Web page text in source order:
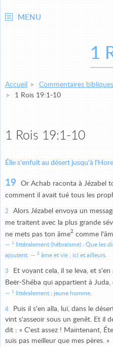
MENU
1
Accueil Commentaires bibliques
1 Rois 19:1-10
1 Rois 19:1-10
Élie s'enfuit au désert jusqu'à
19
Or Achab raconta à Jézabel
comment il avait tué tous les
2
Alors Jézabel envoya un
me traitent avec la plus grande
ne mets pas ton âme2 comme
1
littéralement (hébraïsme) : Que les
ajoutent.
2 âme et vie ; ici et ailleurs.
3
Et voyant cela, il se leva, et
Beër-Shéba qui appartient à
1 littéralement : jeune homme.
4
Puis il s'en alla, lui, dans le
vint s'asseoir sous un genêt. Et il
dit : « C'est assez ! Maintenant,
suis pas meilleur que mes pères. »